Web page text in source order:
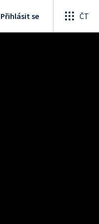
Přihlásit se ČT